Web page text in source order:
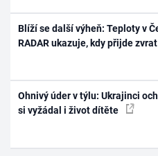
Blíží se další výheň: Teploty v
RADAR ukazuje, kdy přijde zvrat
Ohnivý úder v týlu: Ukrajinci
si vyžádal i život dítěte